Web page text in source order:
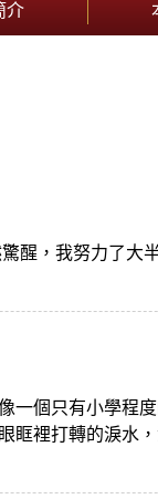
介
醒，我努力了
一個只有小學程
裡打轉的淚水